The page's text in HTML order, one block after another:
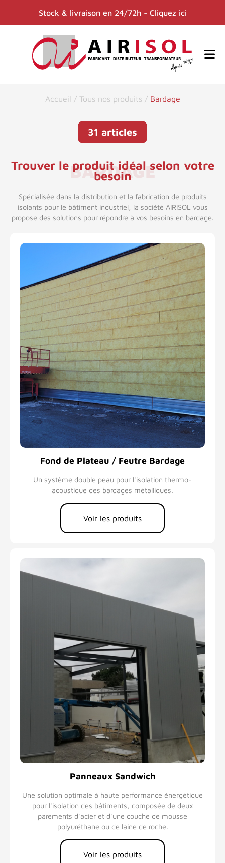
Stock & livraison en 24/72h - Cliquez ici
Accueil / Tous nos produits / Bardage
31 articles
BARDAGE
Trouver le produit idéal selon votre
besoin
Spécialisée dans la distribution et la fabrication de produits
isolants pour le bâtiment industriel, la société AIRISOL vous
propose des solutions pour répondre à vos besoins en bardage.
Fond de Plateau / Feutre Bardage
Un système double peau pour l'isolation thermo-
acoustique des bardages métalliques.
Voir les produits
Panneaux Sandwich
Une solution optimale à haute performance énergétique
pour l'isolation des bâtiments, composée de deux
parements d'acier et d'une couche de mousse
polyuréthane ou de laine de roche.
Voir les produits